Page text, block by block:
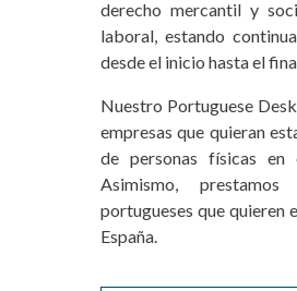
derecho mercantil y
laboral, estando
desde el inicio hasta el
Nuestro Portuguese
empresas que quieran
de personas físicas
Asimismo,
portugueses que quieren
España.